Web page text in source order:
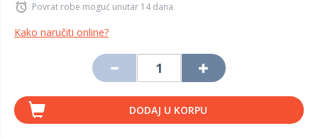
Povrat robe moguć unutar 14 dana
Kako naručiti online?
DODAJ U KORPU